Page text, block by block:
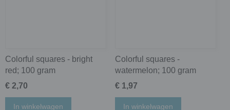
Colorful squares - bright
red; 100 gram
€ 2,70
In winkelwagen
Colorful squares -
watermelon; 100 gram
€ 1,97
In winkelwagen